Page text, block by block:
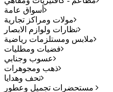
أسواق عامة
مولات ومراكز تجارية
نظارات ولوازم الابصار
ملابس ومستلزمات رياضية
فضيات ومطليات
عسوب وجنابي
ذهب ومجوهرات
تحف وهدايا